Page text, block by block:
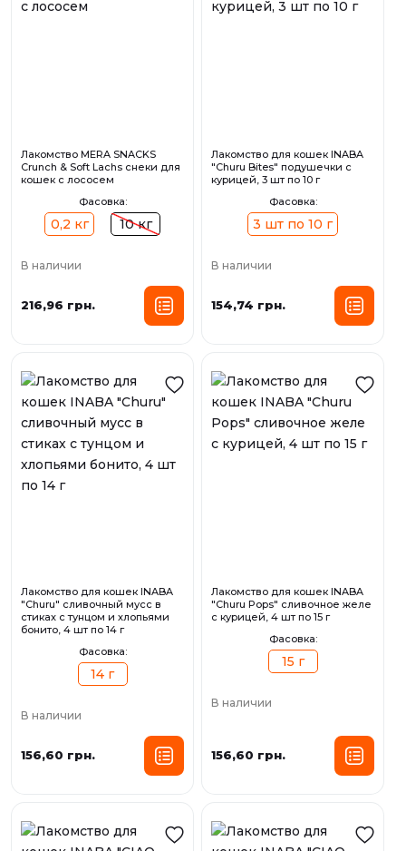
Лакомство MERA SNACKS
Crunch & Soft Lachs снеки для
кошек с лососем
Фасовка:
0,2 кг 10 кг
В наличии
216,96 грн.
Лакомство для кошек INABA
"Churu Bites" подушечки с
курицей, 3 шт по 10 г
Фасовка:
3 шт по 10 г
В наличии
154,74 грн.
Лакомство для кошек INABA
"Churu" сливочный мусс в
стиках с тунцом и хлопьями
бонито, 4 шт по 14 г
Фасовка:
14 г
В наличии
156,60 грн.
Лакомство для кошек INABA
"Churu Pops" сливочное желе
с курицей, 4 шт по 15 г
Фасовка:
15 г
В наличии
156,60 грн.